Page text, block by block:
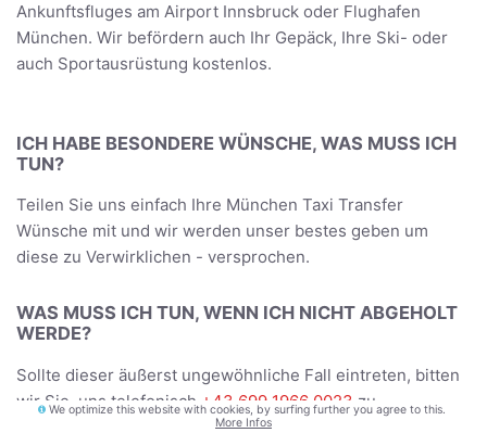
Ankunftsfluges am Airport Innsbruck oder Flughafen
München. Wir befördern auch Ihr Gepäck, Ihre Ski- oder
auch Sportausrüstung kostenlos.
ICH HABE BESONDERE WÜNSCHE, WAS MUSS ICH
TUN?
Teilen Sie uns einfach Ihre München Taxi Transfer
Wünsche mit und wir werden unser bestes geben um
diese zu Verwirklichen - versprochen.
WAS MUSS ICH TUN, WENN ICH NICHT ABGEHOLT
WERDE?
Sollte dieser äußerst ungewöhnliche Fall eintreten, bitten
wir Sie, uns telefonisch +43 699 1966 0023 zu
informieren. Wir werden uns umgehend um Ihr Problem
We optimize this website with cookies, by surfing further you agree to this.
More Infos